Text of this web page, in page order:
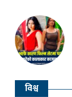
विश्व